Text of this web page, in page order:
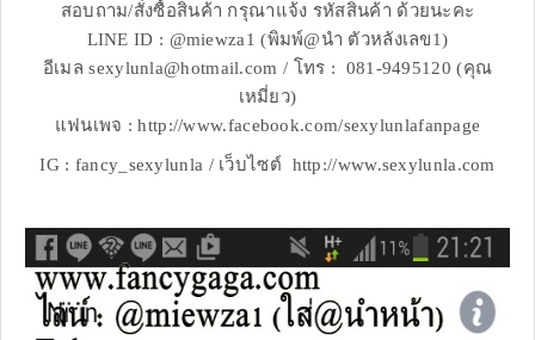
สอบถาม/สั่งซื้อสินค้า กรุณาแจ้ง รหัสสินค้า ด้วยนะคะ
LINE ID : @miewza1 (พิมพ์@นำ ตัวหลังเลข1)
อีเมล sexylunla@hotmail.com / โทร : 081-9495120 (คุณ
เหมี่ยว)
แฟนเพจ : http://www.facebook.com/sexylunlafanpage
IG : fancy_sexylunla / เว็บไซต์ http://www.sexylunla.com